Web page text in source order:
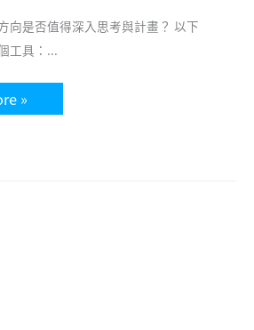
向是否值得深入思考與計畫？ 以下
工具：...
»